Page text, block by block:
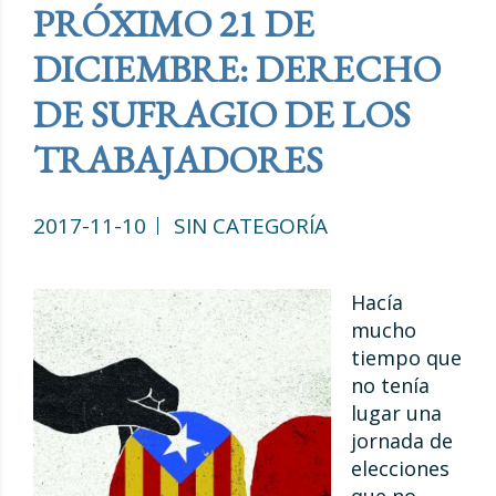
PRÓXIMO 21 DE
DICIEMBRE: DERECHO
DE SUFRAGIO DE LOS
TRABAJADORES
2017-11-10 SIN CATEGORÍA
Hacía
mucho
tiempo que
no tenía
lugar una
jornada de
elecciones